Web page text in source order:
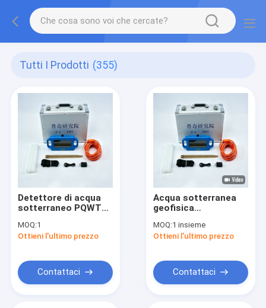
Tutti I Prodotti (355)
Detettore di acqua
sotterraneo PQWT
screen da 7 pollici
MOQ:1
Ottieni l'ultimo prezzo
Contattaci
Acqua sotterranea
geofisica
PQWT S500 di
esplorazione che
MOQ:1 insieme
Ottieni l'ultimo prezzo
Contattaci